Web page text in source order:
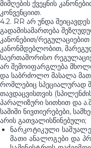
მიმღების ქვეყნის
კონვენციით.
4.2. RR არ უნდა
გადამისამართება
კანონებით/
კანონმდებლობით,
საერთაშორისო
არ შემოიფარგლება
და საბრძოლო მასალა
რომლებიც სპეციალურად
თავდაცვისთვის
პარალიზური სითხით და
საშიში ნივთიერებები,
არის გათვალისწინებული;
ნარკოტიკული
მათი ანალოგები და